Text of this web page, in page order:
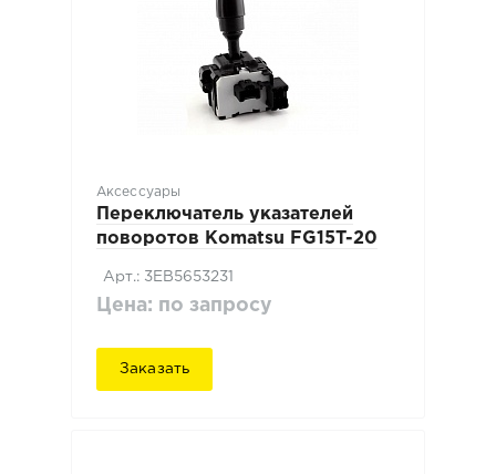
Аксессуары
Переключатель указателей
поворотов Komatsu FG15T-20
Арт.: 3EB5653231
Цена: по запросу
Заказать